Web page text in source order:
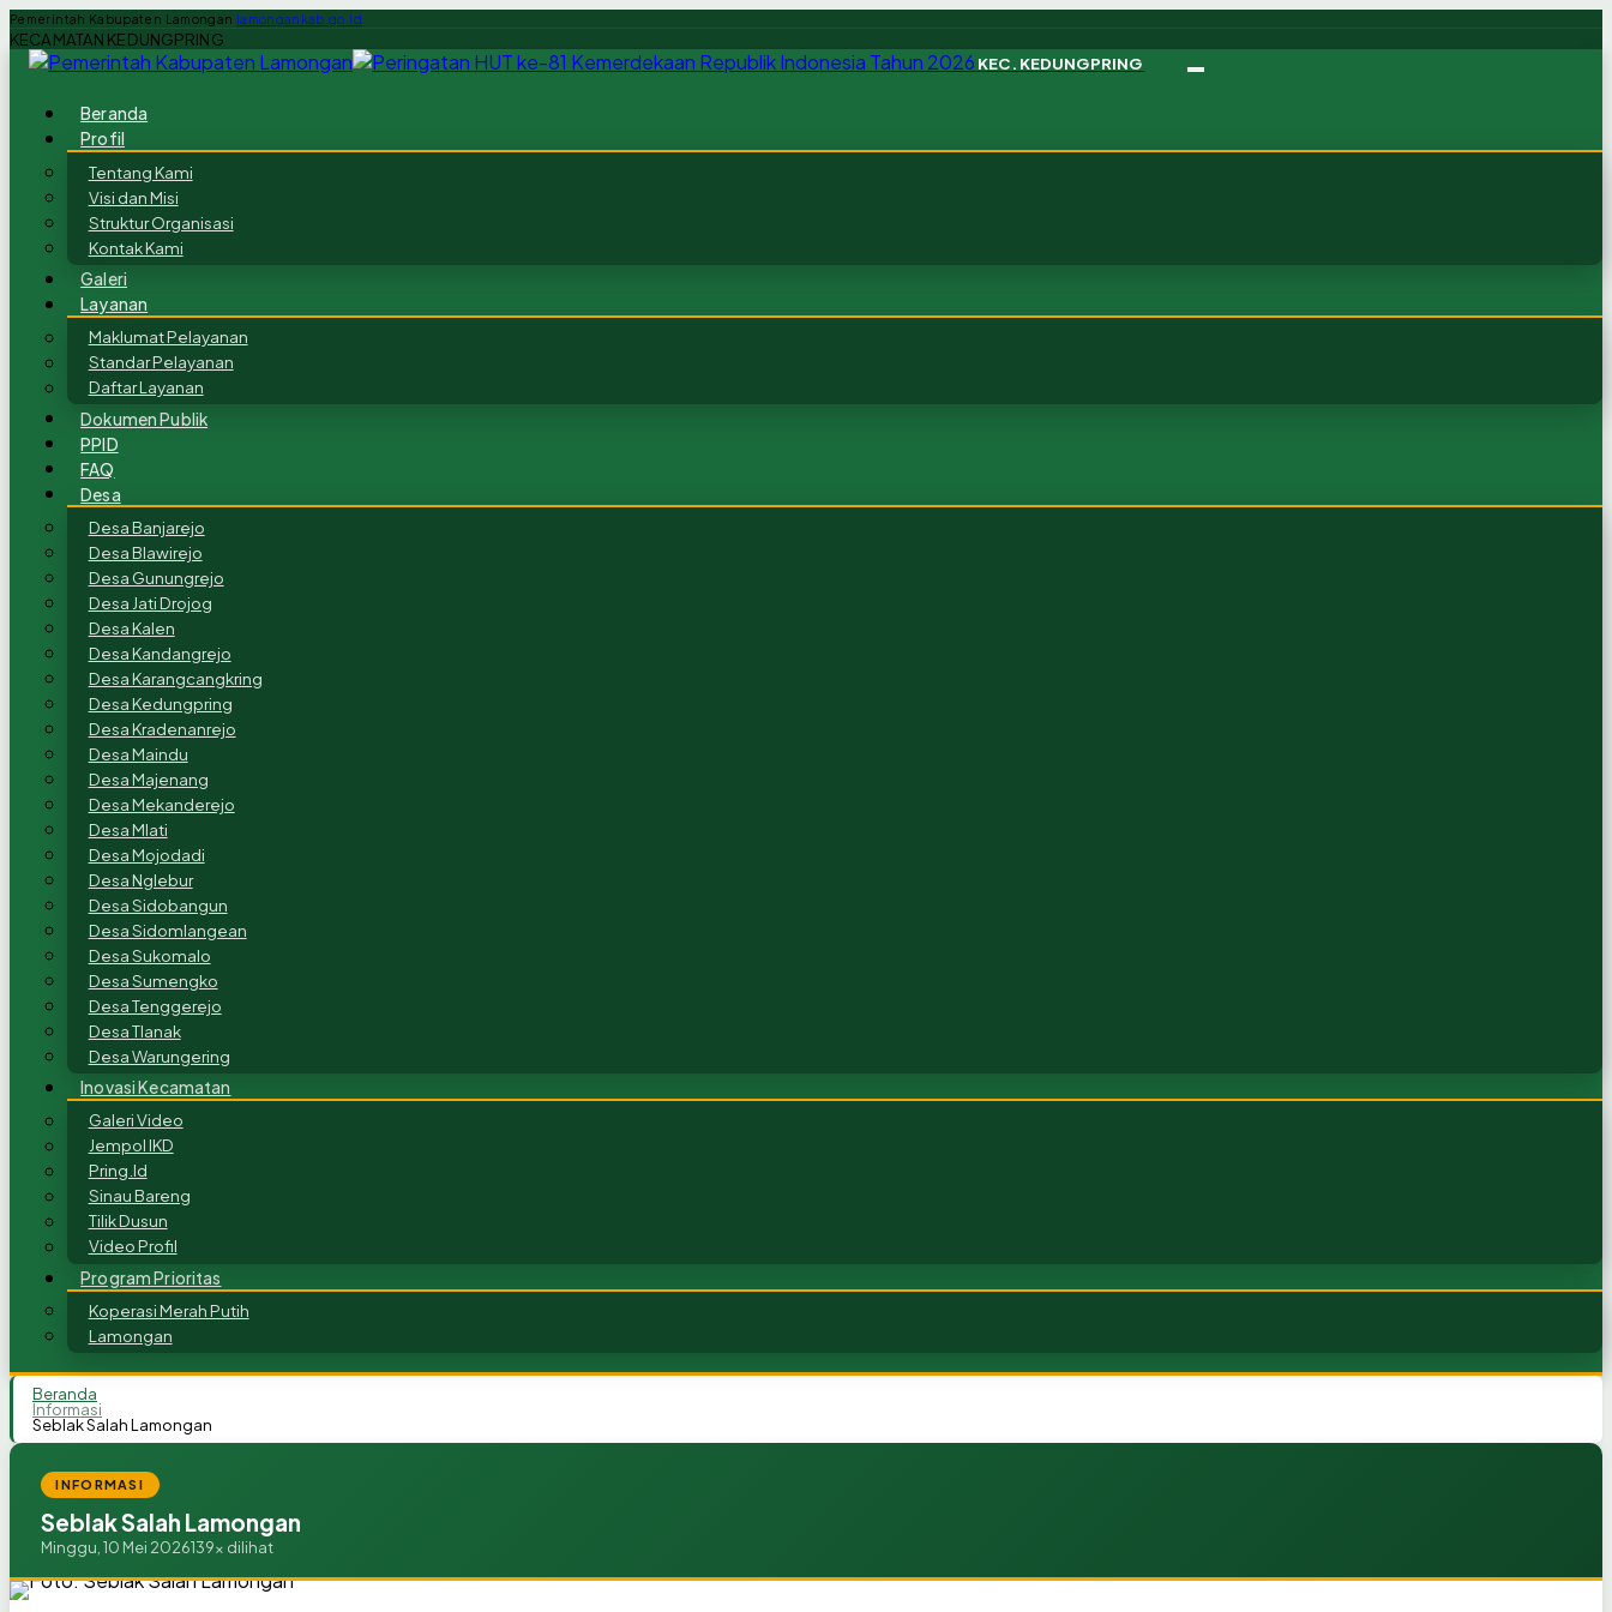
Pemerintah Kabupaten Lamongan lamongankab.go.id
KECAMATAN KEDUNGPRING
KEC. KEDUNGPRING
Beranda
Profil
Tentang Kami
Visi dan Misi
Struktur Organisasi
Kontak Kami
Galeri
Layanan
Maklumat Pelayanan
Standar Pelayanan
Daftar Layanan
Dokumen Publik
PPID
FAQ
Desa
Desa Banjarejo
Desa Blawirejo
Desa Gunungrejo
Desa Jati Drojog
Desa Kalen
Desa Kandangrejo
Desa Karangcangkring
Desa Kedungpring
Desa Kradenanrejo
Desa Maindu
Desa Majenang
Desa Mekanderejo
Desa Mlati
Desa Mojodadi
Desa Nglebur
Desa Sidobangun
Desa Sidomlangean
Desa Sukomalo
Desa Sumengko
Desa Tenggerejo
Desa Tlanak
Desa Warungering
Inovasi Kecamatan
Galeri Video
Jempol IKD
Pring.Id
Sinau Bareng
Tilik Dusun
Video Profil
Program Prioritas
Koperasi Merah Putih
Lamongan
Beranda
Informasi
Seblak Salah Lamongan
INFORMASI
Seblak Salah Lamongan
Minggu, 10 Mei 2026139x dilihat